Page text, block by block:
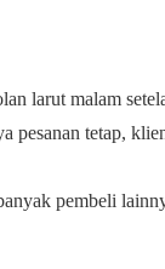
larut malam
tetap,
pembeli